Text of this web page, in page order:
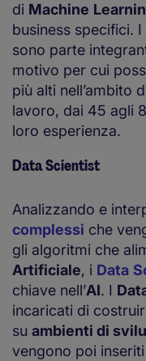
di Machine
business specifici. I
sono parte
motivo per cui
più alti nell’ambito
lavoro, dai 45 agli
loro esperienza.
Data Scientist
Analizzando e
complessi che
gli algoritmi che
Artificiale, i Data
chiave nell’AI. I
incaricati di
su ambienti di
vengono poi